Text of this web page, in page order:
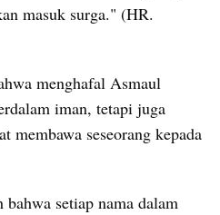
masuk surga." (HR.
menghafal Asmaul
iman, tetapi juga
membawa seseorang kepada
bahwa setiap nama dalam